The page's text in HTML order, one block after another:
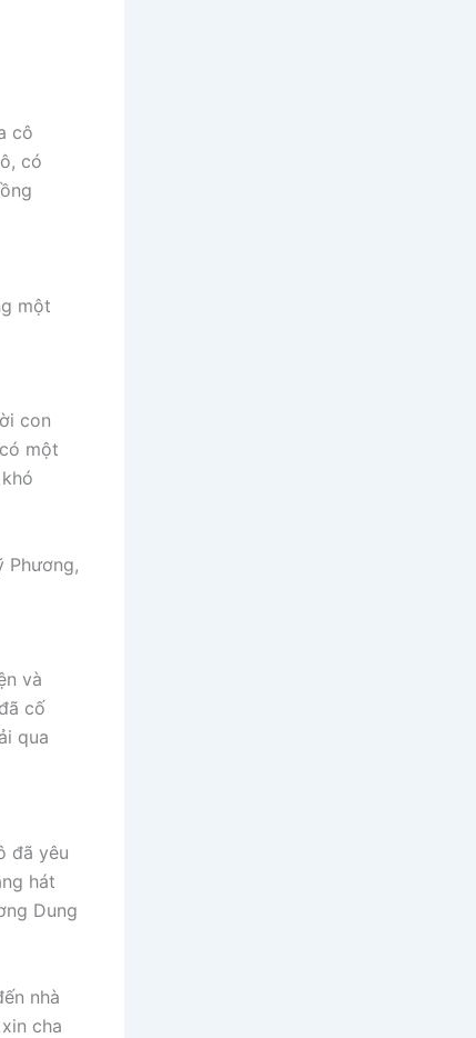
cô
có
một
con
một
Phương,
và
cố
qua
đã yêu
hát
Dung
nhà
cha